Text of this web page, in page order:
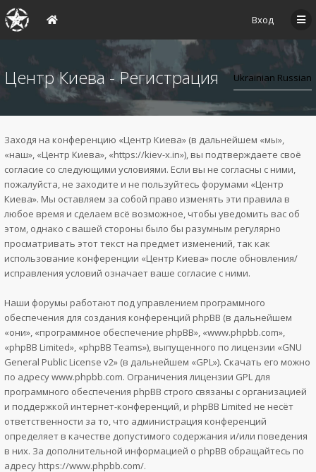
Вход
Центр Киева - Регистрация
Заходя на конференцию «Центр Киева» (в дальнейшем «мы»,
«наш», «Центр Киева», «https://kiev-x.in»), вы подтверждаете своё
согласие со следующими условиями. Если вы не согласны с ними,
пожалуйста, не заходите и не пользуйтесь форумами «Центр
Киева». Мы оставляем за собой право изменять эти правила в
любое время и сделаем всё возможное, чтобы уведомить вас об
этом, однако с вашей стороны было бы разумным регулярно
просматривать этот текст на предмет изменений, так как
использование конференции «Центр Киева» после обновления/
исправления условий означает ваше согласие с ними.
Наши форумы работают под управлением программного
обеспечения для создания конференций phpBB (в дальнейшем
«они», «программное обеспечение phpBB», «www.phpbb.com»,
«phpBB Limited», «phpBB Teams»), выпущенного по лицензии «GNU
General Public License v2» (в дальнейшем «GPL»). Скачать его можно
по адресуwww.phpbb.com. Ограничения лицензии GPL для
программного обеспечения phpBB строго связаны с организацией
и поддержкой интернет-конференций, и phpBB Limited не несёт
ответственности за то, что администрация конференций
определяет в качестве допустимого содержания и/или поведения
в них. За дополнительной информацией о phpBB обращайтесь по
адресу https://www.phpbb.com/.